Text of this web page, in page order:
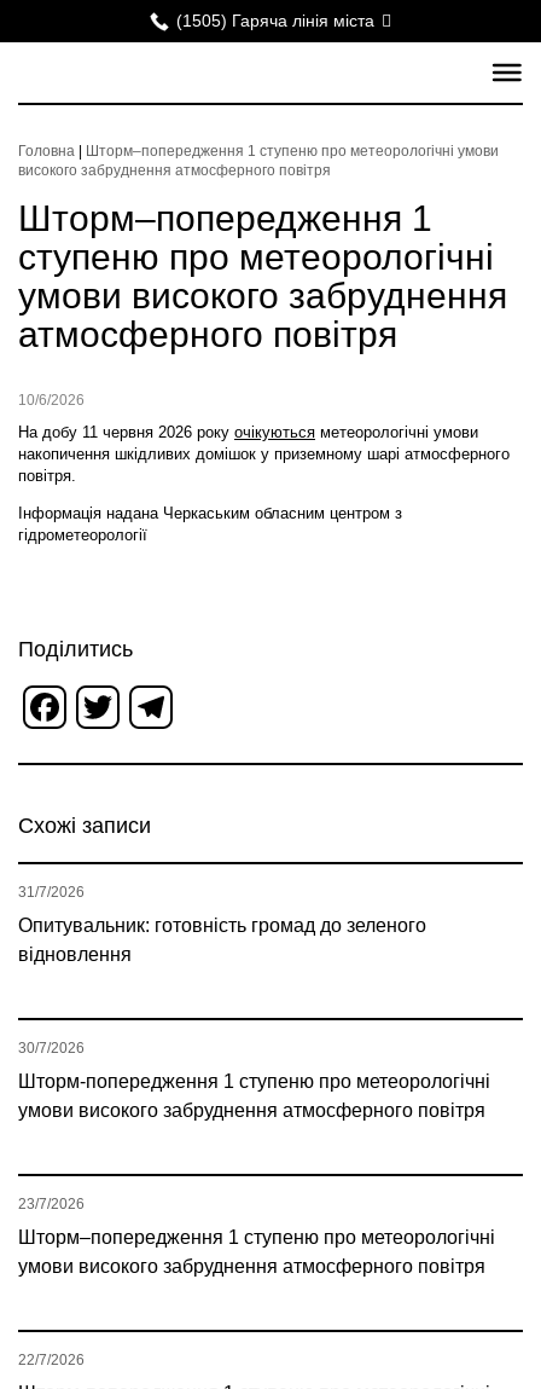
(1505) Гаряча лінія міста
Головна
Шторм–попередження 1 ступеню про метеорологічні умови
високого забруднення атмосферного повітря
Шторм–попередження 1
ступеню про метеорологічні
умови високого забруднення
атмосферного повітря
10/6/2026
На добу 11 червня 2026 року очікуються метеорологічні умови
накопичення шкідливих домішок у приземному шарі атмосферного
повітря.
Інформація надана Черкаським обласним центром з
гідрометеорології
Поділитись
Facebook
Twitter
Схожі записи
Опитувальник: готовність громад до зеленого
відновлення
31/7/2026
Шторм-попередження 1 ступеню про метеорологічні
умови високого забруднення атмосферного повітря
30/7/2026
Шторм–попередження 1 ступеню про метеорологічні
умови високого забруднення атмосферного повітря
23/7/2026
22/7/2026